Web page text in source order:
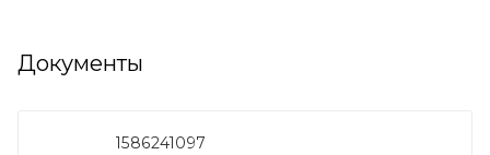
Документы
1586241097